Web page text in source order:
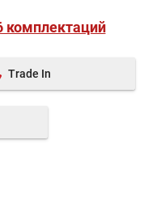
комплектаций
Trade In